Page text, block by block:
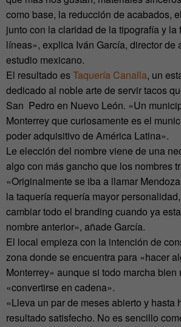
como base, la reducción de acabados,
junto con la claridad de la tipografía y la
líneas», explica Iván García, director de
estudio mexicano.
El resultado esTaquería Canalla, un
dedicado al noble arte de servir tacos
San Pedro en Nuevo León. «Un
Monterrey que curiosamente es el
poder adquisitivo de América Latina».
Le elección del nombre viene de una
algo con más gancho que los nombres
«Originalmente se iba a llamar
la taquería requería mayor
cambiar todo el branding cuando ya
nombre anterior», añade García.
El local empieza con la intención de
zona donde se encuentra para «hacer
Monterrey» aunque si todo marcha bien
«convertirse en cadena».
«Lleva un par de meses abierto y hasta
resultado satisfecho. No es sencillo